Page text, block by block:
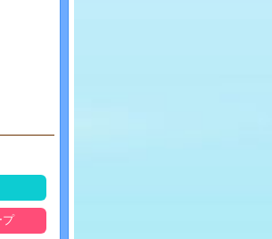
プ